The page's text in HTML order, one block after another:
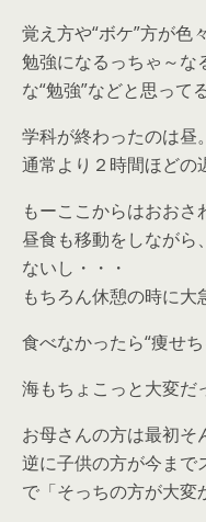
覚え方や“ボケ”方が色々
勉強になるっちゃ～な
な“勉強”などと思って
学科が終わったのは昼。
通常より２時間ほどの
もーここからはおおさ
昼食も移動をしながら
ないし・・・
もちろん休憩の時に大
食べなかったら“痩せち
海もちょこっと大変だ
お母さんの方は最初そ
逆に子供の方が今まで
で「そっちの方が大変